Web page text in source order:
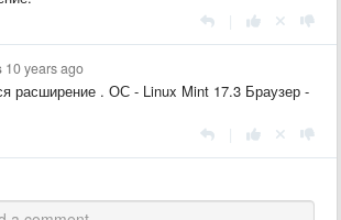
10 years ago
расширение . ОС - Linux Mint 17.3 Браузер -